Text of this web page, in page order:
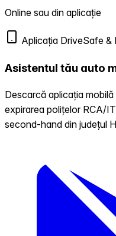
Online sau din aplicație
Aplicația DriveSafe &
Asistentul tău auto
Descarcă aplicația
expirarea polițelor RCA/
second-hand din județul